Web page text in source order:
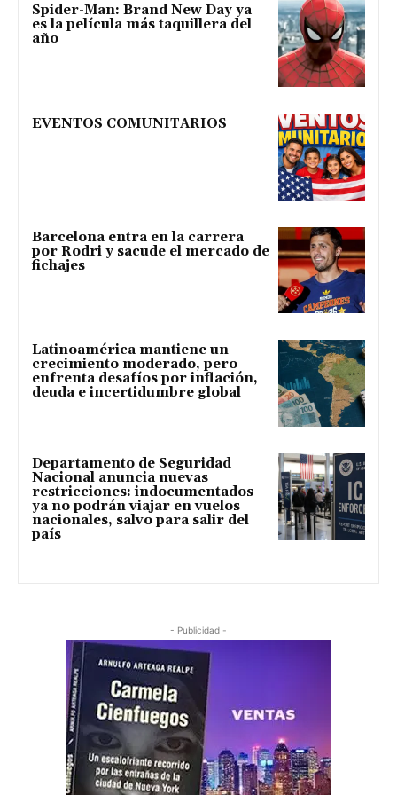
Spider-Man: Brand New Day ya
es la película más taquillera del
año
EVENTOS COMUNITARIOS
Barcelona entra en la carrera
por Rodri y sacude el mercado de
fichajes
Latinoamérica mantiene un
crecimiento moderado, pero
enfrenta desafíos por inflación,
deuda e incertidumbre global
Departamento de Seguridad
Nacional anuncia nuevas
restricciones: indocumentados
ya no podrán viajar en vuelos
nacionales, salvo para salir del
país
- Publicidad -